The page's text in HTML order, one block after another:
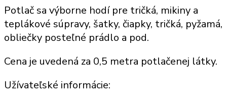
Potlač sa výborne hodí pre tričká, mikiny a
teplákové súpravy, šatky, čiapky, tričká, pyžamá,
obliečky posteľné prádlo a pod.
Cena je uvedená za 0,5 metra potlačenej látky.
Užívateľské informácie: